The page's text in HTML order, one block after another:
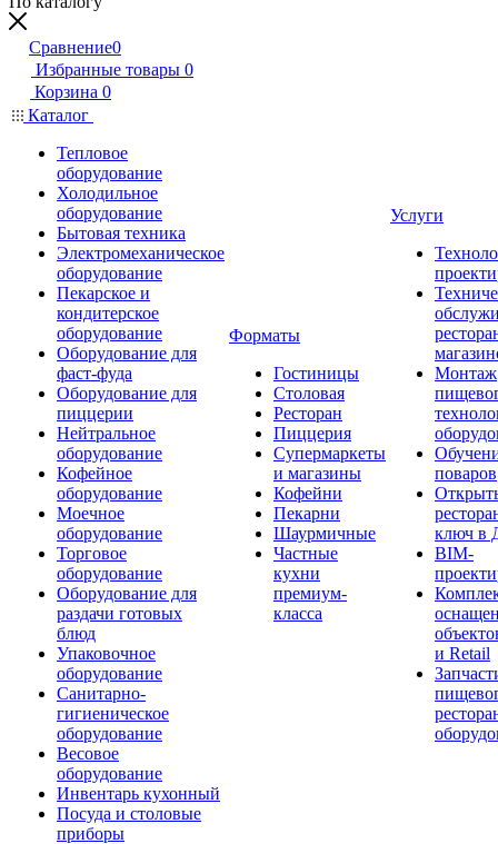
Сравнение0
Избранные товары 0
Корзина 0
Каталог
Тепловое
оборудование
Холодильное
оборудование
Бытовая техника
Электромеханическое
оборудование
Пекарское и
кондитерское
оборудование
Оборудование для
фаст-фуда
Оборудование для
пиццерии
Нейтральное
оборудование
Кофейное
оборудование
Моечное
оборудование
Торговое
оборудование
Оборудование для
раздачи готовых
блюд
Упаковочное
оборудование
Санитарно-
гигиеническое
оборудование
Весовое
оборудование
Инвентарь кухонный
Посуда и столовые
приборы
Форматы
Гостиницы
Столовая
Ресторан
Пиццерия
Супермаркеты
и магазины
Кофейни
Пекарни
Шаурмичные
Частные
кухни
премиум-
класса
Услуги
Монтаж
поваров
ключ в
BIM-
и Retail